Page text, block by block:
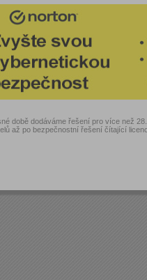
době dodáváme řešení pro více než
až po bezpečnostní řešení čítající